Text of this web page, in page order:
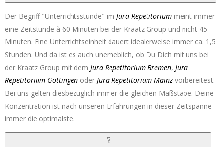
Der Begriff "Unterrichtsstunde" im Jura Repetitorium meint immer
eine Zeitstunde à 60 Minuten bei der Kraatz Group und nicht 45
Minuten. Eine Unterrichtseinheit dauert idealerweise immer ca. 1,5
Stunden. Und da ist es auch unerheblich, ob Du Dich mit uns bei
der Kraatz Group mit dem Jura Repetitorium Bremen, Jura
Repetitorium Göttingen oder Jura Repetitorium Mainz vorbereitest.
Bei uns gelten diesbezüglich immer die gleichen Maßstäbe. Deine
Konzentration ist nach unseren Erfahrungen in dieser Zeitspanne
immer die optimalste.